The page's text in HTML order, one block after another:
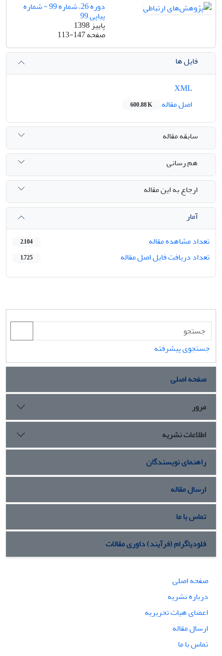
دوره 26، شماره 99 - شماره
پیاپی 99
پاییز 1398
صفحه113-147
فایل ها
اصل مقاله
600.88 K
سابقه مقاله
هم رسانی
ارجاع به این مقاله
آمار
تعداد مشاهده مقاله
2,104
تعداد دریافت فایل اصل مقاله 1,725
جستجوی پیشرفته
صفحه اصلی
مرور
اطلاعات نشریه
راهنمای نویسندگان
ارسال مقاله
تماس با ما
فلودیاگرام (فرآیند) داوری مقالات
صفحه اصلی
درباره نشریه
اعضای هیات تحریریه
ارسال مقاله
تماس با ما